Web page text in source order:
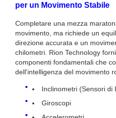
per un Movimento Stabile
Completare una mezza
movimento, ma richiede un
direzione accurata e un
chilometri. Rion Technology
componenti fondamentali che
dell'intelligenza del movimento
Inclinometri (Sensori di
Giroscopi